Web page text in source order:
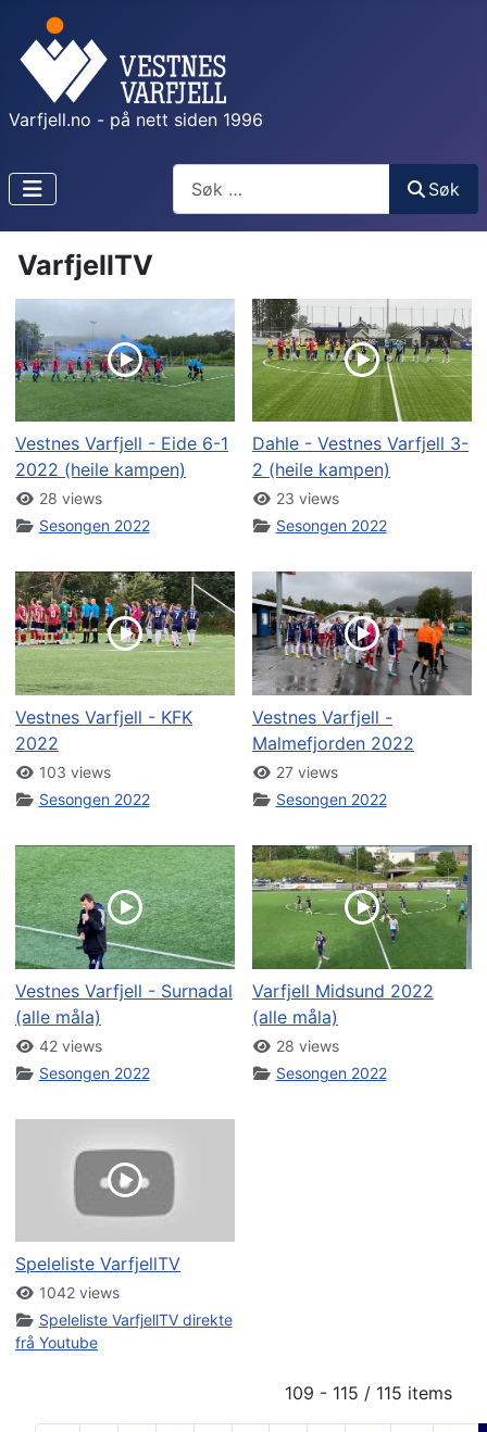
Varfjell.no - på nett siden 1996
Søk
VarfjellTV
Vestnes Varfjell - Eide 6-1
2022 (heile kampen)
28 views
Sesongen 2022
Dahle - Vestnes Varfjell 3-
2 (heile kampen)
23 views
Sesongen 2022
Vestnes Varfjell - KFK
2022
103 views
Sesongen 2022
Vestnes Varfjell -
Malmefjorden 2022
27 views
Sesongen 2022
Vestnes Varfjell - Surnadal
(alle måla)
42 views
Sesongen 2022
Varfjell Midsund 2022
(alle måla)
28 views
Sesongen 2022
Speleliste VarfjellTV
1042 views
Speleliste VarfjellTV direkte
frå Youtube
109 - 115 / 115 items